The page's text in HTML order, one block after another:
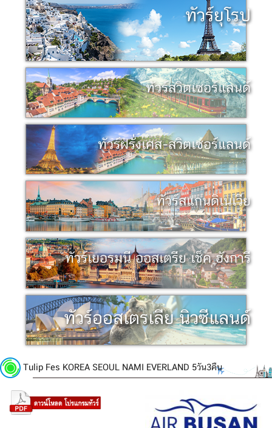
ทัวร์ยุโรป
ทัวร์สวิตเซอร์แลนด์
ทัวร์ฝรั่งเศส-สวิตเซอร์แลนด์
ทัวร์สแกนดิเนเวีย
ทัวร์เยอรมนี ออสเตรีย เช็ค ฮังการี
ทัวร์ออสเตรเลีย นิวซีแลนด์
Tulip Fes KOREA SEOUL NAMI EVERLAND 5วัน3คืน